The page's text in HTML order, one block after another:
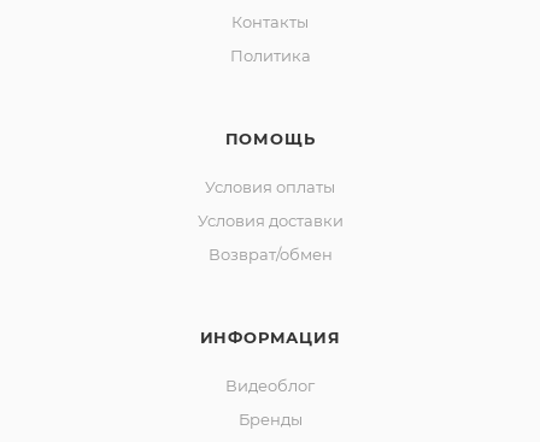
Контакты
Политика
ПОМОЩЬ
Условия оплаты
Условия доставки
Возврат/обмен
ИНФОРМАЦИЯ
Видеоблог
Бренды